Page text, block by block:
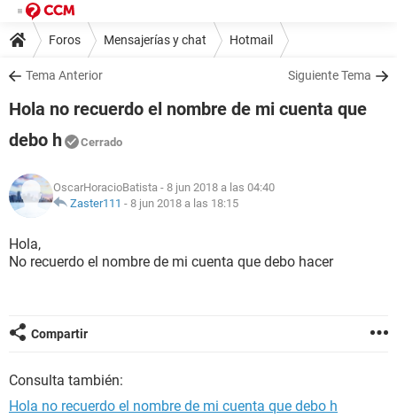
Foros Mensajerías y chat Hotmail
Tema Anterior Siguiente Tema
Hola no recuerdo el nombre de mi cuenta que
debo h
Cerrado
OscarHoracioBatista - 8 jun 2018 a las 04:40
Zaster111 - 8 jun 2018 a las 18:15
Hola,
No recuerdo el nombre de mi cuenta que debo hacer
Compartir
Consulta también:
Hola no recuerdo el nombre de mi cuenta que debo h